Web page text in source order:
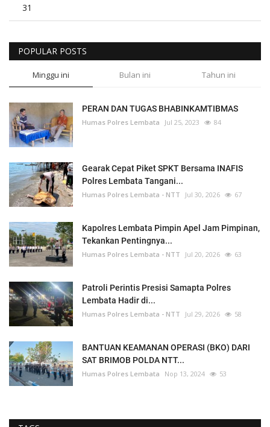
31
POPULAR POSTS
Minggu ini Bulan ini Tahun ini
PERAN DAN TUGAS BHABINKAMTIBMAS
Humas Polres Lembata Jul 25, 2023 84
Gearak Cepat Piket SPKT Bersama INAFIS
Polres Lembata Tangani...
Humas Polres Lembata - NTT Jul 30, 2026 67
Kapolres Lembata Pimpin Apel Jam Pimpinan,
Tekankan Pentingnya...
Humas Polres Lembata - NTT Jul 20, 2026 63
Patroli Perintis Presisi Samapta Polres
Lembata Hadir di...
Humas Polres Lembata - NTT Jul 29, 2026 58
BANTUAN KEAMANAN OPERASI (BKO) DARI
SAT BRIMOB POLDA NTT...
Humas Polres Lembata Nop 13, 2024 53